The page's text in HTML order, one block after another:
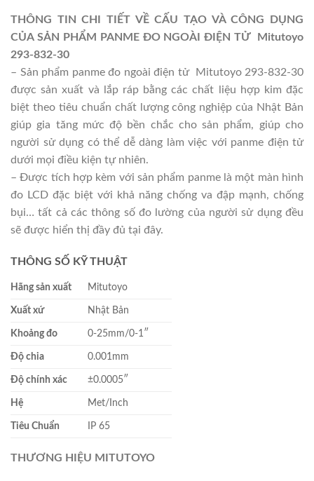
THÔNG TIN CHI TIẾT VỀ CẤU TẠO VÀ CÔNG DỤNG
CỦA SẢN PHẨM PANME ĐO NGOÀI ĐIỆN TỬ Mitutoyo
293-832-30
– Sản phẩm panme đo ngoài điện tử Mitutoyo 293-832-30
được sản xuất và lắp ráp bằng các chất liệu hợp kim đặc
biệt theo tiêu chuẩn chất lượng công nghiệp của Nhật Bản
giúp gia tăng mức độ bền chắc cho sản phẩm, giúp cho
người sử dụng có thể dễ dàng làm việc với panme điện tử
dưới mọi điều kiện tự nhiên.
– Được tích hợp kèm với sản phẩm panme là một màn hình
đo LCD đặc biệt với khả năng chống va đập mạnh, chống
bụi… tất cả các thông số đo lường của người sử dụng đều
sẽ được hiển thị đầy đủ tại đây.
THÔNG SỐ KỸ THUẬT
Hãng sản xuất Mitutoyo
Xuất xứ Nhật Bản
Khoảng đo 0-25mm/0-1″
Độ chia 0.001mm
Độ chính xác ±0.0005″
Hệ Met/Inch
Tiêu Chuẩn IP 65
THƯƠNG HIỆU MITUTOYO